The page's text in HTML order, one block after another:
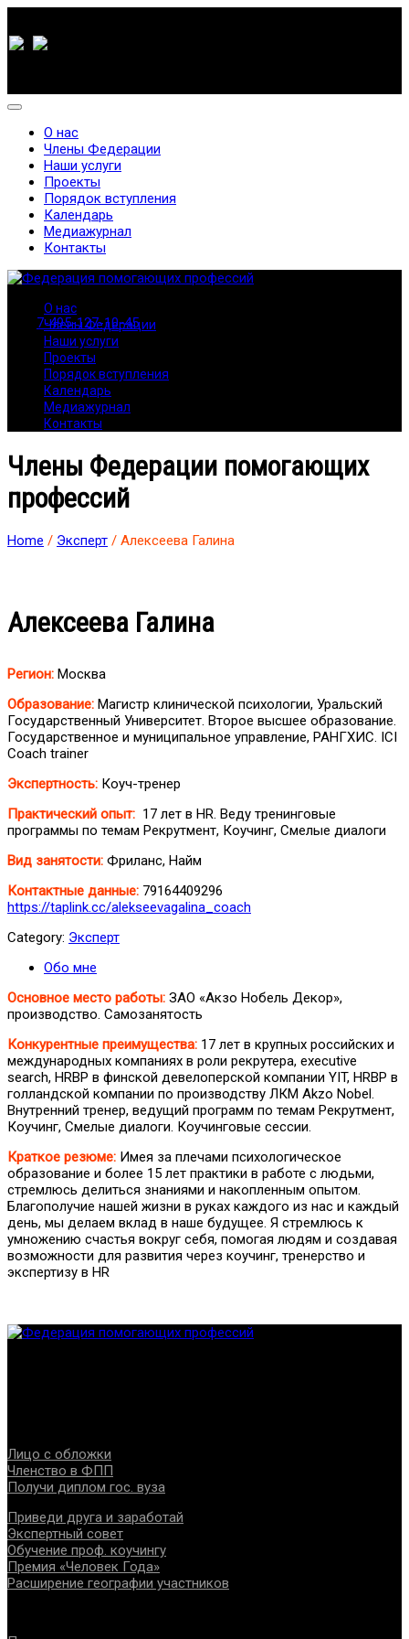
7-495-127-10-45
О нас
Члены Федерации
Наши услуги
Проекты
Порядок вступления
Календарь
Медиажурнал
Контакты
О нас
Члены Федерации
Наши услуги
Проекты
Порядок вступления
Календарь
Медиажурнал
Контакты
Члены Федерации помогающих
профессий
Home / Эксперт / Алексеева Галина
Алексеева Галина
Регион: Москва
Образование: Магистр клинической психологии, Уральский
Государственный Университет. Второе высшее образование.
Государственное и муниципальное управление, РАНГХИС. ICI
Coach trainer
Экспертность: Коуч-тренер
Практический опыт: 17 лет в HR. Веду тренинговые
программы по темам Рекрутмент, Коучинг, Смелые диалоги
Вид занятости: Фриланс, Найм
Контактные данные: 79164409296
https://taplink.cc/alekseevagalina_coach
Category: Эксперт
Обо мне
Основное место работы: ЗАО «Акзо Нобель Декор»,
производство. Самозанятость
Конкурентные преимущества: 17 лет в крупных российских и
международных компаниях в роли рекрутера, executive
search, HRBP в финской девелоперской компании YIT, HRBP в
голландской компании по производству ЛКМ Akzo Nobel.
Внутренний тренер, ведущий программ по темам Рекрутмент,
Коучинг, Смелые диалоги. Коучинговые сессии.
Краткое резюме: Имея за плечами психологическое
образование и более 15 лет практики в работе с людьми,
стремлюсь делиться знаниями и накопленным опытом.
Благополучие нашей жизни в руках каждого из нас и каждый
день, мы делаем вклад в наше будущее. Я стремлюсь к
умножению счастья вокруг себя, помогая людям и создавая
возможности для развития через коучинг, тренерство и
экспертизу в HR
Лицо с обложки
Членство в ФПП
Получи диплом гос. вуза
Приведи друга и заработай
Экспертный совет
Обучение проф. коучингу
Премия «Человек Года»
Расширение географии участников